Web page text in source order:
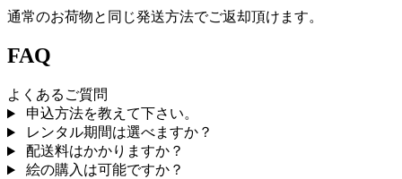
通常のお荷物と同じ発送方法でご返却頂けます。
FAQ
よくあるご質問
申込方法を教えて下さい。
レンタル期間は選べますか？
配送料はかかりますか？
絵の購入は可能ですか？